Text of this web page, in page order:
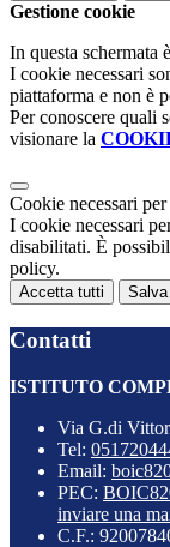
Gestione cookie
In questa schermata
I cookie necessari
piattaforma e non è
Per conoscere quali
visionare la
Cookie necessari
I cookie necessari
disabilitati. È
policy.
Accetta tutti
Contatti
ISTITUTO
Via G.di
Tel:
Email:
PEC:
inviare una
C.F.: